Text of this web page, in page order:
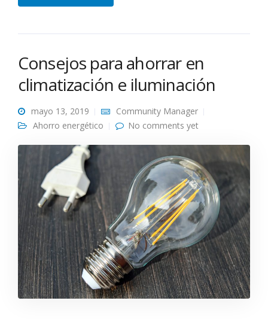
Consejos para ahorrar en
climatización e iluminación
mayo 13, 2019
Community Manager
Ahorro energético
No comments yet